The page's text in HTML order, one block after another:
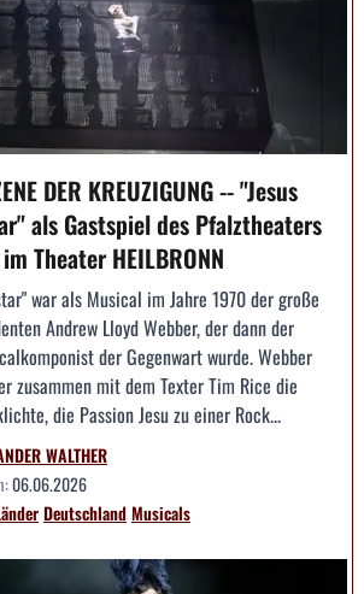
DER KREUZIGUNG -- "Jesus
als Gastspiel des Pfalztheaters
Theater HEILBRONN
war als Musical im Jahre 1970 der große
Andrew Lloyd Webber, der dann der
der Gegenwart wurde. Webber
zusammen mit dem Texter Tim Rice die
die Passion Jesu zu einer Rock...
WALTHER
06.06.2026
DeutschlandMusicals